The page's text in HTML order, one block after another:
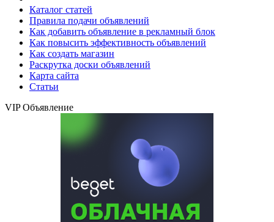
Каталог статей
Правила подачи объявлений
Как добавить объявление в рекламный блок
Как повысить эффективность объявлений
Как создать магазин
Раскрутка доски объявлений
Карта сайта
Статьи
VIP Объявление